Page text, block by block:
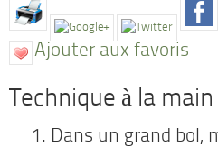
Ajouter aux favoris
Technique à la main
Dans un grand bol,